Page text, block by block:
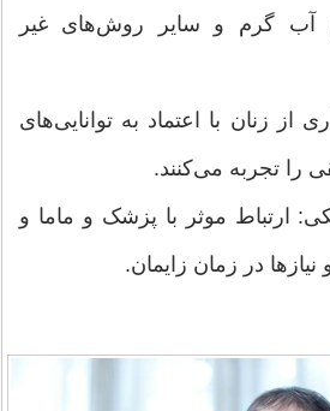
آب گرم و سایر روش‌های غیر
از زنان با اعتماد به توانایی‌های
را تجربه می‌کنند.
ارتباط موثر با پزشک و ماما و
در زمان زایمان.